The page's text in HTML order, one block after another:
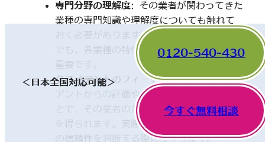
専門分野の理解度: その業者が関わってきた
業種の専門知識や理解度についても触れて
おく必要があります。一見、異なった分野
でも、各業種の特性を理解していることが
クライアントのフィードバック: 他のクライ
アントからの評価やレビューを確認するこ
とで、その業者の対応や成果に関する情報
を得られます。実際の利用者の声は、業者
の信頼性を判断する際に役立ちます。
＜日本全国対応可能＞
0120-540-430
今すぐ無料相談